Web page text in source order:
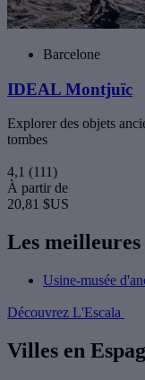
Barcelone
IDEAL Montjuïc
Explorer des objets
tombes
4,1 (111)
À partir de
20,81 $US
Les
Usine-musée
Découvrez L'Escala
Villes en